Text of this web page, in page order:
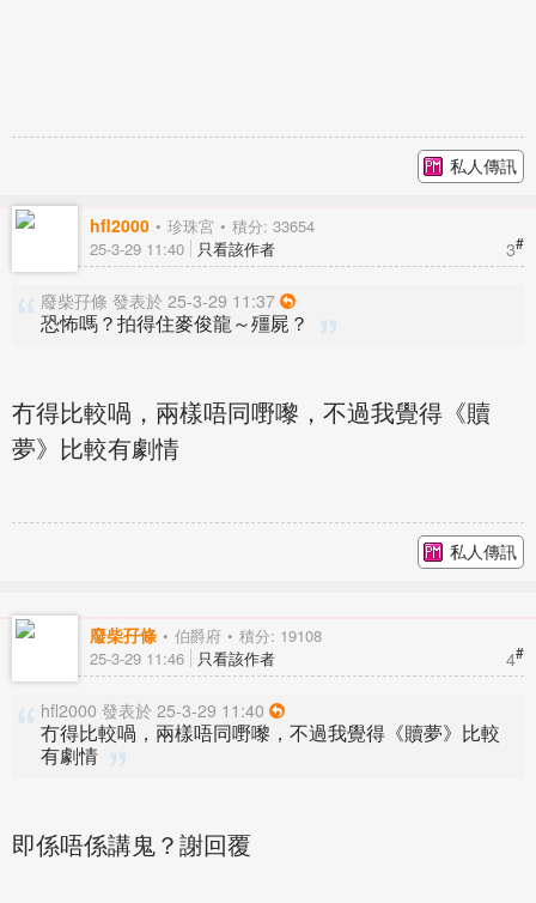
私人傳訊
hfl2000 珍珠宮 積分: 33654
3#
25-3-29 11:40 只看該作者
廢柴孖條 發表於 25-3-29 11:37
恐怖嗎？拍得住麥俊龍～殭屍？
冇得比較喎，兩樣唔同嘢嚟，不過我覺得《贖
夢》比較有劇情
私人傳訊
廢柴孖條 伯爵府 積分: 19108
4#
25-3-29 11:46 只看該作者
hfl2000 發表於 25-3-29 11:40
冇得比較喎，兩樣唔同嘢嚟，不過我覺得《贖夢》比較
有劇情
即係唔係講鬼？謝回覆